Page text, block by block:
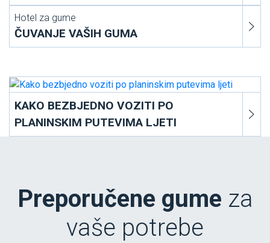
Hotel za gume
ČUVANJE VAŠIH GUMA
KAKO BEZBJEDNO VOZITI PO
PLANINSKIM PUTEVIMA LJETI
Preporučene gume za
vaše potrebe